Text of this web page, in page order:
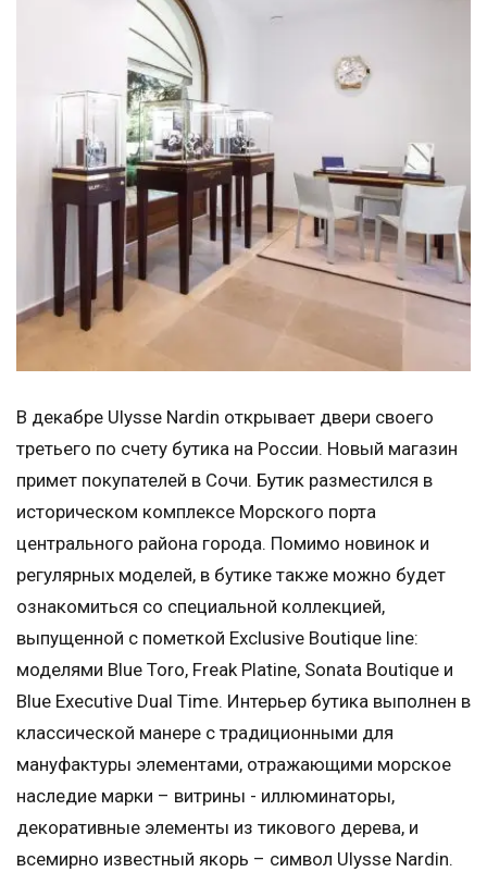
В декабре Ulysse Nardin открывает двери своего
третьего по счету бутика на России. Новый магазин
примет покупателей в Сочи. Бутик разместился в
историческом комплексе Морского порта
центрального района города. Помимо новинок и
регулярных моделей, в бутике также можно будет
ознакомиться со специальной коллекцией,
выпущенной с пометкой Exclusive Boutique line:
моделями Blue Toro, Freak Platine, Sonata Boutique и
Blue Executive Dual Time. Интерьер бутика выполнен в
классической манере с традиционными для
мануфактуры элементами, отражающими морское
наследие марки – витрины - иллюминаторы,
декоративные элементы из тикового дерева, и
всемирно известный якорь – символ Ulysse Nardin.